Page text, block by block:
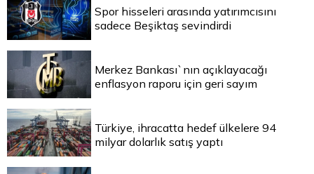
Spor hisseleri arasında yatırımcısını
sadece Beşiktaş sevindirdi
Merkez Bankası`nın açıklayacağı
enflasyon raporu için geri sayım
Türkiye, ihracatta hedef ülkelere 94
milyar dolarlık satış yaptı